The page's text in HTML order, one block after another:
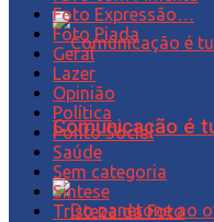
Comunicação é
Foto Expressão…
Foto Piada
Geral
Lazer
Opinião
Política
Ponto Social
Saúde
Sem categoria
Síntese
Tristeza da Foto